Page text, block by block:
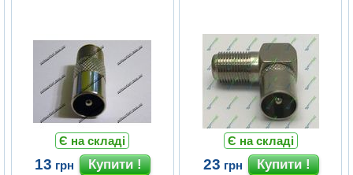
Є на складі
13 грн
Є на складі
23 грн